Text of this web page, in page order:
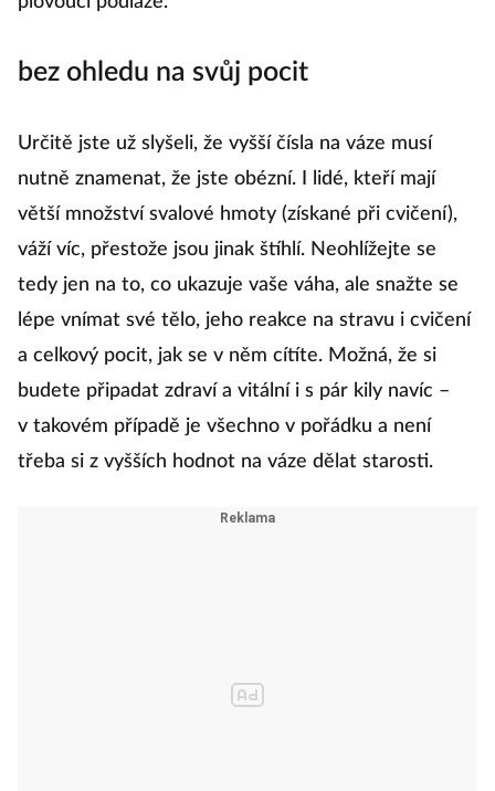
bez ohledu na svůj pocit
Určitě jste už slyšeli, že vyšší čísla na váze musí
nutně znamenat, že jste obézní. I lidé, kteří mají
větší množství svalové hmoty (získané při cvičení),
váží víc, přestože jsou jinak štíhlí. Neohlížejte se
tedy jen na to, co ukazuje vaše váha, ale snažte se
lépe vnímat své tělo, jeho reakce na stravu i cvičení
a celkový pocit, jak se v něm cítíte. Možná, že si
budete připadat zdraví a vitální i s pár kily navíc –
v takovém případě je všechno v pořádku a není
třeba si z vyšších hodnot na váze dělat starosti.